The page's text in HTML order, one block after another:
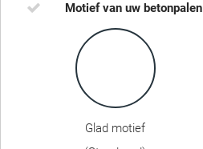
Motief van uw betonpalen
Glad motief